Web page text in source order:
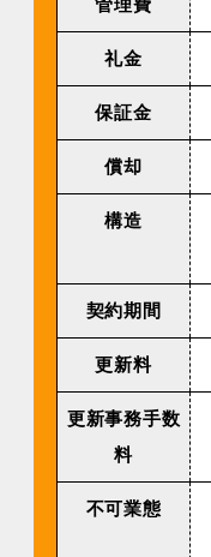
管理費
礼金
保証金
償却
構造
契約期間
更新料
更新事務手数
料
不可業態